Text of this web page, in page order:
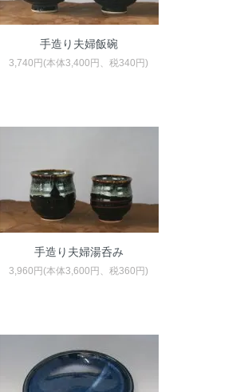
手造り夫婦飯碗
3,740円(本体3,400円、税340円)
手造り夫婦湯呑み
3,960円(本体3,600円、税360円)